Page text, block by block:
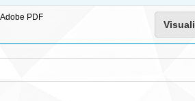
Adobe PDF